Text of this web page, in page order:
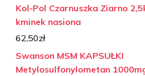
Kol-Pol Czarnuszka Ziarno
kminek nasiona
62,50zł
Swanson MSM KAPSUŁKI
Metylosulfonylometan